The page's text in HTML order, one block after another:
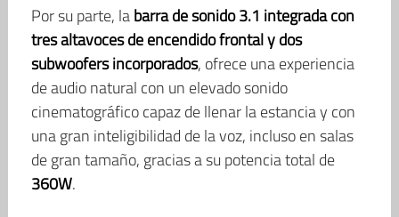
Por su parte, labarra de sonido 3.1 integrada con
tres altavoces de encendido frontal y dos
subwoofers incorporados, ofrece una experiencia
de audio natural con un elevado sonido
cinematográfico capaz de llenar la estancia y con
una gran inteligibilidad de la voz, incluso en salas
de gran tamaño, gracias a su potencia total de
360W.